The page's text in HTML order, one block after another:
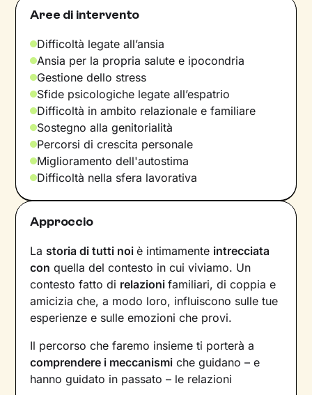
Aree di intervento
Difficoltà legate all’ansia
Ansia per la propria salute e ipocondria
Gestione dello stress
Sfide psicologiche legate all’espatrio
Difficoltà in ambito relazionale e familiare
Sostegno alla genitorialità
Percorsi di crescita personale
Miglioramento dell'autostima
Difficoltà nella sfera lavorativa
Approccio
La storia di tutti noiè intimamente intrecciata
con quella del contesto in cui viviamo. Un
contesto fatto di relazionifamiliari, di coppia e
amicizia che, a modo loro, influiscono sulle tue
esperienze e sulle emozioni che provi.
Il percorso che faremo insieme ti porterà a
comprendere i meccanismi che guidano – e
hanno guidato in passato – le relazioni